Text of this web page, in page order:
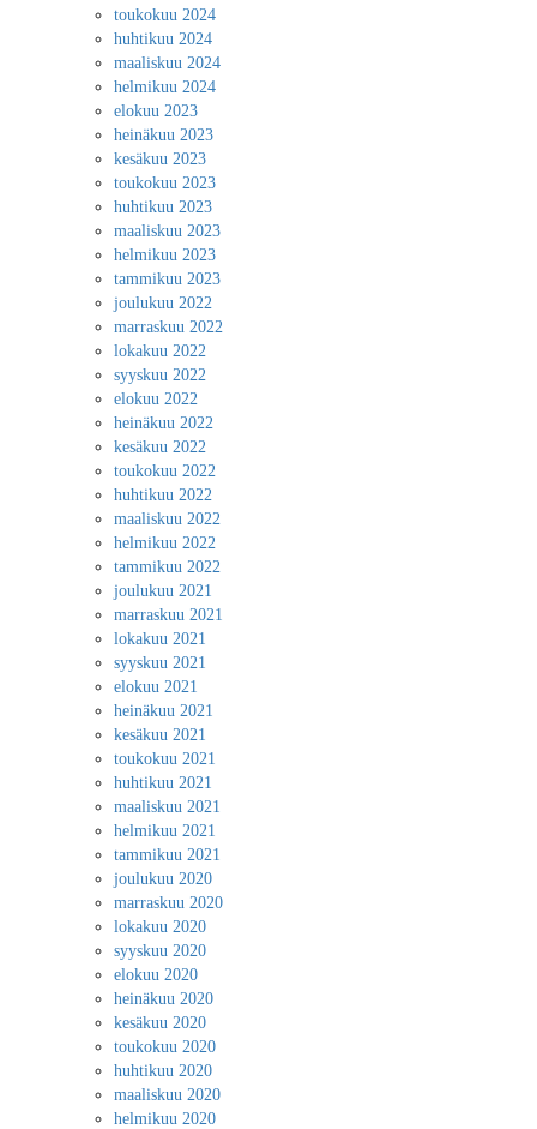
toukokuu 2024
huhtikuu 2024
maaliskuu 2024
helmikuu 2024
elokuu 2023
heinäkuu 2023
kesäkuu 2023
toukokuu 2023
huhtikuu 2023
maaliskuu 2023
helmikuu 2023
tammikuu 2023
joulukuu 2022
marraskuu 2022
lokakuu 2022
syyskuu 2022
elokuu 2022
heinäkuu 2022
kesäkuu 2022
toukokuu 2022
huhtikuu 2022
maaliskuu 2022
helmikuu 2022
tammikuu 2022
joulukuu 2021
marraskuu 2021
lokakuu 2021
syyskuu 2021
elokuu 2021
heinäkuu 2021
kesäkuu 2021
toukokuu 2021
huhtikuu 2021
maaliskuu 2021
helmikuu 2021
tammikuu 2021
joulukuu 2020
marraskuu 2020
lokakuu 2020
syyskuu 2020
elokuu 2020
heinäkuu 2020
kesäkuu 2020
toukokuu 2020
huhtikuu 2020
maaliskuu 2020
helmikuu 2020